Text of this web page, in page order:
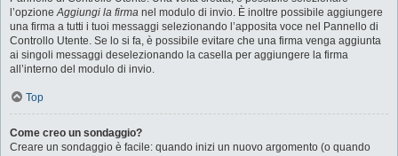
l’opzioneAggiungi la firma nel modulo di invio. È inoltre possibile aggiungere
una firma a tutti i tuoi messaggi selezionando l’apposita voce nel Pannello di
Controllo Utente. Se lo si fa, è possibile evitare che una firma venga aggiunta
ai singoli messaggi deselezionando la casella per aggiungere la firma
all’interno del modulo di invio.
Top
Come creo un sondaggio?
Creare un sondaggio è facile: quando inizi un nuovo argomento (o quando